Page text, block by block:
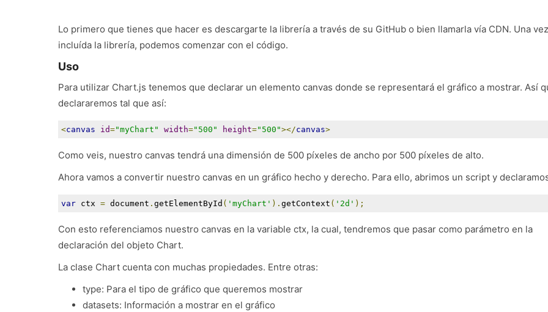
Lo primero que tienes que hacer es descargarte la librería a través de su GitHub o bien llamarla vía CDN. Una vez
incluída la librería, podemos comenzar con el código.
Uso
Para utilizar Chart.js tenemos que declarar un elemento canvas donde se representará el gráfico a mostrar. Así
declararemos tal que así:
<canvas id="myChart" width="500" height="500"></canvas>
Como veis, nuestro canvas tendrá una dimensión de 500 píxeles de ancho por 500 píxeles de alto.
Ahora vamos a convertir nuestro canvas en un gráfico hecho y derecho. Para ello, abrimos un script y
var ctx = document . getElementById ( 'myChart' ). getContext ( '2d' );
Con esto referenciamos nuestro canvas en la variable ctx, la cual, tendremos que pasar como parámetro en la
declaración del objeto Chart.
La clase Chart cuenta con muchas propiedades. Entre otras:
type: Para el tipo de gráfico que queremos mostrar
datasets: Información a mostrar en el gráfico